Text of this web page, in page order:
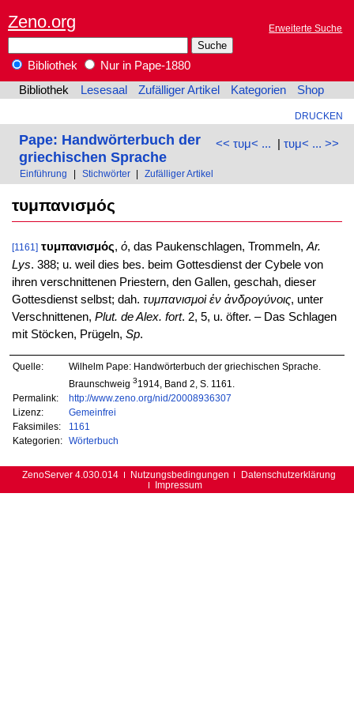
Zeno.org Erweiterte Suche
Bibliothek
Nur in Pape-1880
Bibliothek
Lesesaal Zufälliger Artikel Kategorien Shop
DRUCKEN
<< τυμ< ... | τυμ< ... >>
Pape: Handwörterbuch der
griechischen Sprache
Einführung Stichwörter Zufälliger Artikel
τυμπανισμός
[1161] τυμπανισμός, ὁ, das Paukenschlagen, Trommeln,Ar.
Lys. 388; u. weil dies bes. beim Gottesdienst der Cybele von
ihren verschnittenen Priestern, den Gallen, geschah, dieser
Gottesdienst selbst; dah. τυμπανισμοὶ ἐν ἀνδρογύνοις, unter
Verschnittenen, Plut. de Alex. fort. 2, 5, u. öfter. – Das Schlagen
mit Stöcken, Prügeln, Sp.
Quelle:
Wilhelm Pape: Handwörterbuch der griechischen Sprache.
Braunschweig 31914, Band 2, S. 1161.
Permalink:
http://www.zeno.org/nid/20008936307
Lizenz:
Gemeinfrei
Faksimiles:
1161
Kategorien:
Wörterbuch
ZenoServer 4.030.014 Nutzungsbedingungen
Datenschutzerklärung
Impressum